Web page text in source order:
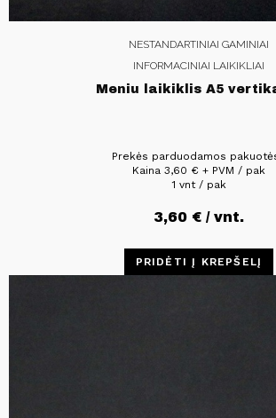
NESTANDARTINIAI GAMINIAI
INFORMACINIAI LAIKIKLIAI
Meniu laikiklis A5
Prekės parduodamos
Kaina 3,60 € + PVM / pak
1 vnt / pak
3,60 € / vnt.
PRIDĖTI Į KREPŠELĮ